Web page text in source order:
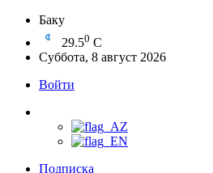
Баку
29.50 C
Суббота, 8 август 2026
Войти
Подписка